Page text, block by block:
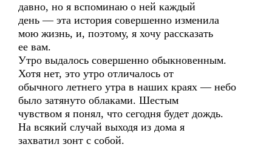
давно, но я вспоминаю о ней каждый
день — эта история совершенно изменила
мою жизнь, и, поэтому, я хочу рассказать
ее вам.
Утро выдалось совершенно обыкновенным.
Хотя нет, это утро отличалось от
обычного летнего утра в наших краях — небо
было затянуто облаками. Шестым
чувством я понял, что сегодня будет дождь.
На всякий случай выходя из дома я
захватил зонт с собой.